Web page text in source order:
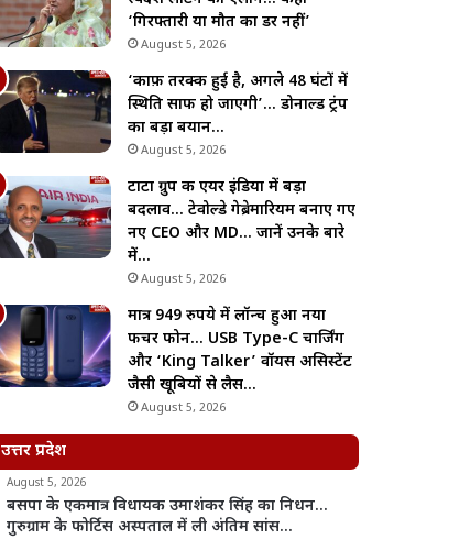
‘गिरफ्तारी या मौत का डर नहीं’
August 5, 2026
‘काफ़ी तरक्की हुई है, अगले 48 घंटों में
स्थिति साफ हो जाएगी’… डोनाल्ड ट्रंप
का बड़ा बयान…
August 5, 2026
टाटा ग्रुप की एयर इंडिया में बड़ा
बदलाव… टेवोल्डे गेब्रेमारियम बनाए गए
नए CEO और MD… जानें उनके बारे
में…
August 5, 2026
मात्र 949 रुपये में लॉन्च हुआ नया
फीचर फोन… USB Type-C चार्जिंग
और ‘King Talker’ वॉयस असिस्टेंट
जैसी खूबियों से लैस…
August 5, 2026
उत्तर प्रदेश
August 5, 2026
बसपा के एकमात्र विधायक उमाशंकर सिंह का निधन…
गुरुग्राम के फोर्टिस अस्पताल में ली अंतिम सांस…